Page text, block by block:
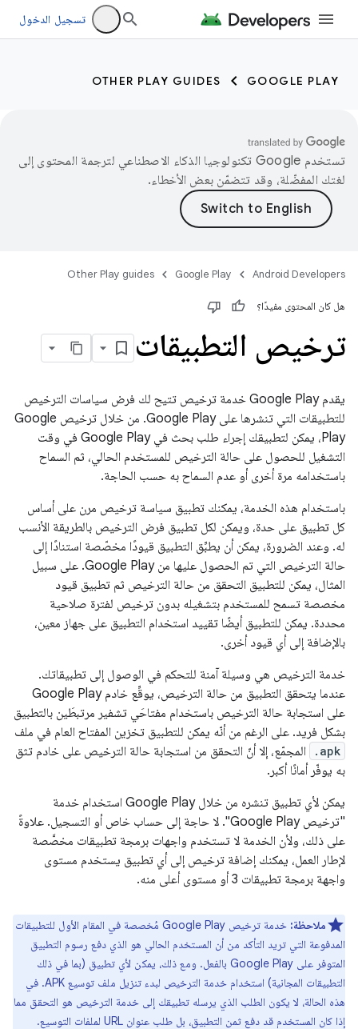
تسجيل الدخول
GOOGLE PLAY
OTHER PLAY GUIDES
تستخدم Google تكنولوجيا الذكاء الاصطناعي لترجمة المحتوى إلى
لغتك المفضّلة، وقد تتضمّن بعض الأخطاء.
Android Developers
Google Play
Other Play guides
هل كان المحتوى مفيدًا؟
ترخيص التطبيقات
يقدم Google Play خدمة ترخيص تتيح لك فرض سياسات الترخيص
للتطبيقات التي تنشرها على Google Play. من خلال ترخيص Google
Play، يمكن لتطبيقك إجراء طلب بحث في Google Play في وقت
التشغيل للحصول على حالة الترخيص للمستخدم الحالي، ثم السماح
باستخدامه مرة أخرى أو عدم السماح به حسب الحاجة.
باستخدام هذه الخدمة، يمكنك تطبيق سياسة ترخيص مرن على أساس
كل تطبيق على حدة، ويمكن لكل تطبيق فرض الترخيص بالطريقة الأنسب
له. وعند الضرورة، يمكن أن يطبِّق التطبيق قيودًا مخصّصة استنادًا إلى
حالة الترخيص التي تم الحصول عليها من Google Play. على سبيل
المثال، يمكن للتطبيق التحقق من حالة الترخيص ثم تطبيق قيود
مخصصة تسمح للمستخدم بتشغيله بدون ترخيص لفترة صلاحية
محددة. يمكن للتطبيق أيضًا تقييد استخدام التطبيق على جهاز معين،
بالإضافة إلى أي قيود أخرى.
خدمة الترخيص هي وسيلة آمنة للتحكم في الوصول إلى تطبيقاتك.
عندما يتحقق التطبيق من حالة الترخيص، يوقِّع خادم Google Play
على استجابة حالة الترخيص باستخدام مفتاحَي تشفير مرتبطَين بالتطبيق
بشكل فريد. على الرغم من أنّه يمكن للتطبيق تخزين المفتاح العام في ملف
.apk
المجمّع، إلا أنّ التحقق من استجابة حالة الترخيص على خادم تثق
به يوفّر أمانًا أكبر.
يمكن لأي تطبيق تنشره من خلال Google Play استخدام خدمة
"ترخيص Google Play". لا حاجة إلى حساب خاص أو التسجيل. علاوةً
على ذلك، ولأن الخدمة لا تستخدم واجهات برمجة تطبيقات مخصَّصة
لإطار العمل، يمكنك إضافة ترخيص إلى أي تطبيق يستخدم مستوى
واجهة برمجة تطبيقات 3 أو مستوى أعلى منه.
ملاحظة:
خدمة ترخيص Google Play مُخصصة في المقام الأول للتطبيقات
المدفوعة التي تريد التأكد من أن المستخدم الحالي هو الذي دفع رسوم التطبيق
المتوفر على Google Play بالفعل. ومع ذلك، يمكن لأي تطبيق (بما في ذلك
التطبيقات المجانية) استخدام خدمة الترخيص لبدء تنزيل ملف توسيع APK. في
هذه الحالة، لا يكون الطلب الذي يرسله تطبيقك إلى خدمة الترخيص هو التحقق مما
إذا كان المستخدم قد دفع ثمن التطبيق، بل طلب عنوان URL لملفات التوسيع.